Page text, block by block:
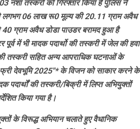
नशा तस्करों को गिरफ्तार किया है पुलिस ने
लगभग 06 लाख रू0 मूल्य की 20.11 ग्राम अवैध
ग्राम अवैध डोडा पाउडर बरामद हुआ है
पूर्व में भी मादक पदार्थो की तस्करी में जेल की हवा
तस्करी सहित अन्य आपराधिक घटनाओं के
देवभूमि 2025″* के विजन को साकार करने के
पदार्थों की तस्करी/बिक्री में लिप्त अभियुक्तों
किया गया है।
के विरूद्ध अभियान चलाते हुए वैधानिक